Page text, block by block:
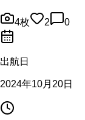
4枚 2 0
出航日
2024年10月20日